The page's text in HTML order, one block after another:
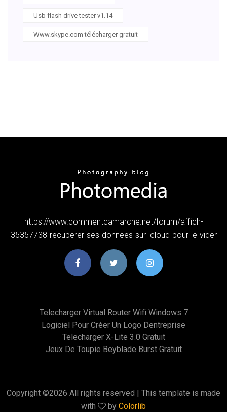
Usb flash drive tester v1.14
Www.skype.com télécharger gratuit
https://www.commentcamarche.net/forum/affich-
35357738-recuperer-ses-donnees-sur-icloud-pour-le-vider
Telecharger Virtual Router Wifi Windows 7
Logiciel Pour Créer Un Logo Dentreprise
Telecharger X-Lite 3.0 Gratuit
Jeux De Toupie Beyblade Burst Gratuit
Copyright ©2026 All rights reserved | This template is made
with
by Colorlib